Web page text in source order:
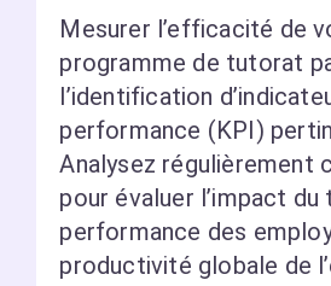
Mesurer l’efficacité de
programme de tutorat
l’identification
performance (KPI)
Analysez régulièrement
pour évaluer l’impact
performance des
productivité globale de